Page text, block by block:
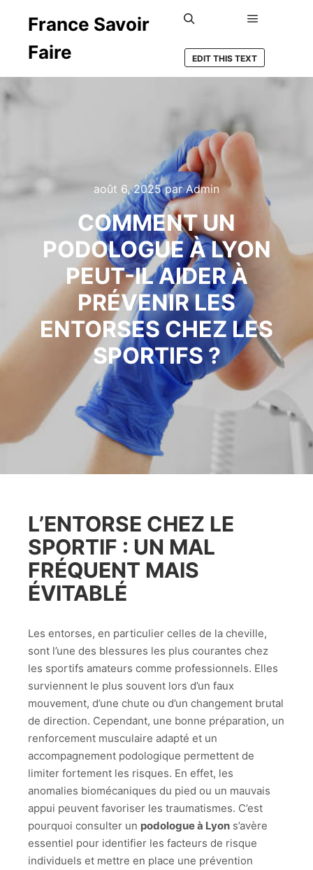
France Savoir
Faire
EDIT THIS TEXT
août 6, 2025parAdmin
COMMENT UN
PODOLOGUE À LYON
PEUT-IL AIDER À
PRÉVENIR LES
ENTORSES CHEZ LES
SPORTIFS ?
L’ENTORSE CHEZ LE
SPORTIF : UN MAL
FRÉQUENT MAIS
ÉVITABLÉ
Les entorses, en particulier celles de la cheville,
sont l’une des blessures les plus courantes chez
les sportifs amateurs comme professionnels. Elles
surviennent le plus souvent lors d’un faux
mouvement, d’une chute ou d’un changement brutal
de direction. Cependant, une bonne préparation, un
renforcement musculaire adapté et un
accompagnement podologique permettent de
limiter fortement les risques. En effet, les
anomalies biomécaniques du pied ou un mauvais
appui peuvent favoriser les traumatismes. C’est
pourquoi consulter un podologue à Lyon s’avère
essentiel pour identifier les facteurs de risque
individuels et mettre en place une prévention